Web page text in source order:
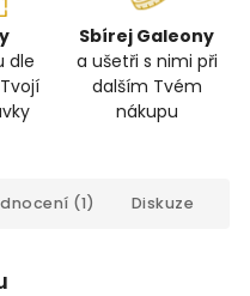
dle
Sbírej Galeony
a ušetři s nimi při
dalším Tvém
nákupu
(1) Diskuze